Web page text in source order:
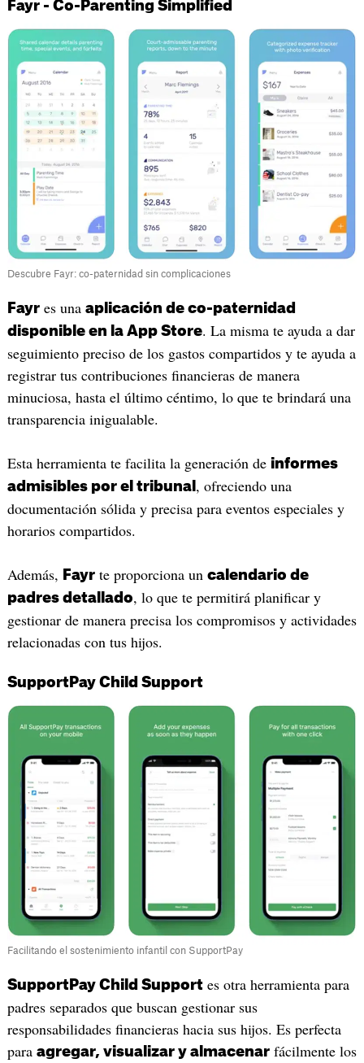
Fayr - Co-Parenting Simplified
Descubre Fayr: co-paternidad sin complicaciones
Fayres una aplicación de co-paternidad
disponible en la App Store. La misma te ayuda a dar
seguimiento preciso de los gastos compartidos y te ayuda a
registrar tus contribuciones financieras de manera
minuciosa, hasta el último céntimo, lo que te brindará una
transparencia inigualable.
Esta herramienta te facilita la generación de informes
admisibles por el tribunal , ofreciendo una
documentación sólida y precisa para eventos especiales y
horarios compartidos.
Además, Fayrte proporciona un calendario de
padres detallado, lo que te permitirá planificar y
gestionar de manera precisa los compromisos y actividades
relacionadas con tus hijos.
SupportPay Child Support
Facilitando el sostenimiento infantil con SupportPay
SupportPay Child Supportes otra herramienta para
padres separados que buscan gestionar sus
responsabilidades financieras hacia sus hijos. Es perfecta
para agregar, visualizar y almacenarfácilmente los